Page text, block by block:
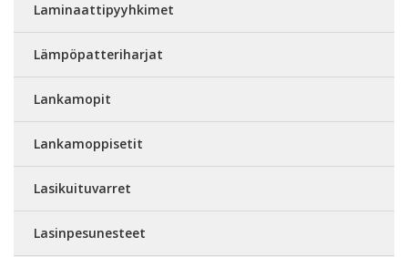
Laminaattipyyhkimet
Lämpöpatteriharjat
Lankamopit
Lankamoppisetit
Lasikuituvarret
Lasinpesunesteet